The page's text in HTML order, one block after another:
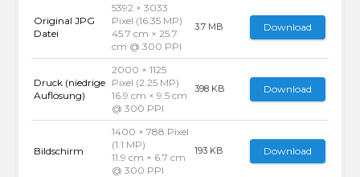
Original JPG
Datei
5392 × 3033
Pixel (16.35 MP)
45.7 cm × 25.7
cm @ 300 PPI
3.7 MB Download
Druck (niedrige
Auflösung)
2000 × 1125
Pixel (2.25 MP)
16.9 cm × 9.5 cm
@ 300 PPI
398 KB Download
Bildschirm
1400 × 788 Pixel
(1.1 MP)
11.9 cm × 6.7 cm
@ 300 PPI
193 KB Download